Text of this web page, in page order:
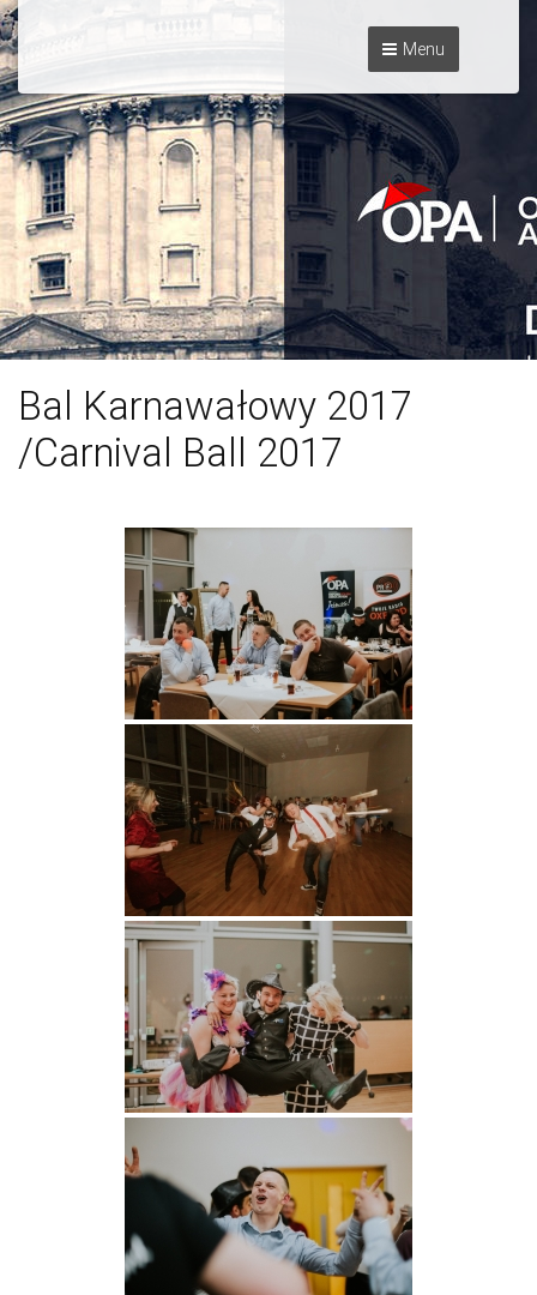
Menu
Bal Karnawałowy 2017
/Carnival Ball 2017